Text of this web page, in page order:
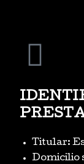
Titular:
Domicilio